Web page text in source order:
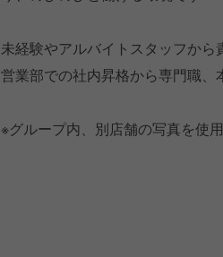
未経験やアルバイトスタッフか
営業部での社内昇格から専門職
※グループ内、別店舗の写真を使